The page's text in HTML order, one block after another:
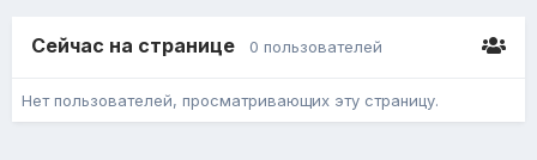
Сейчас на странице 0 пользователей
Нет пользователей, просматривающих эту страницу.